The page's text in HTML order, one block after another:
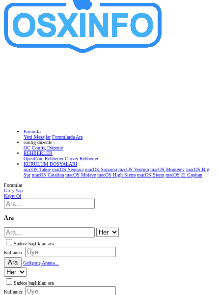
Forumlar
Yeni Mesajlar Forumlarda Ara
confıg düzenle
OC Config Düzenle
REHBERLER
OpenCore Rehberler Clover Rehberler
KURULUM DOSYALARI
macOS Tahoe macOS Sequoia macOS Sonoma macOS Ventura macOS Monterey macOS Big
Sur macOS Catalina macOS Mojave macOS High Sierra macOS Sierra macOS El Capitan
Forumlar
Giriş Yap
Kayıt Ol
Ara
Sadece başlıkları ara
Kullanıcı:
Ara Gelişmiş Arama...
Sadece başlıkları ara
Kullanıcı: